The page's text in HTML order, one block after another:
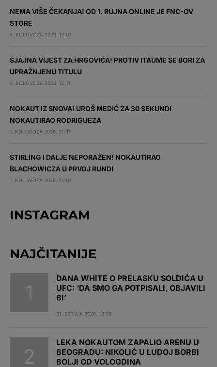
NEMA VIŠE ČEKANJA! OD 1. RUJNA ONLINE JE FNC-OV
STORE
4. KOLOVOZA 2026. 12:07
SJAJNA VIJEST ZA HRGOVIĆA! PROTIV ITAUME SE BORI ZA
UPRAŽNJENU TITULU
4. KOLOVOZA 2026. 10:11
NOKAUT IZ SNOVA! UROŠ MEDIĆ ZA 30 SEKUNDI
NOKAUTIRAO RODRIGUEZA
1. KOLOVOZA 2026. 21:37
STIRLING I DALJE NEPORAŽEN! NOKAUTIRAO
BLACHOWICZA U PRVOJ RUNDI
1. KOLOVOZA 2026. 21:10
INSTAGRAM
NAJČITANIJE
DANA WHITE O PRELASKU SOLDIĆA U
UFC: ‘DA SMO GA POTPISALI, OBJAVILI
BI’
31. SRPNJA 2026. 13:05
LEKA NOKAUTOM ZAPALIO ARENU U
BEOGRADU: NIKOLIĆ U LUDOJ BORBI
BOLJI OD VOLOGDINA